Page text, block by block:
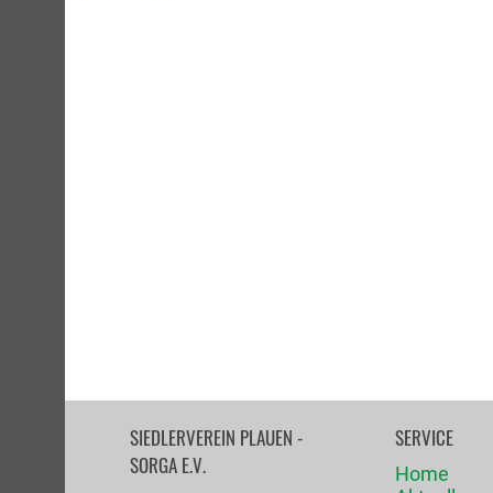
SIEDLERVEREIN PLAUEN -
SORGA E.V.
SERVICE
Home